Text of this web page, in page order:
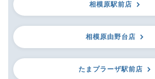
相模原駅前店
相模原由野台店
たまプラーザ駅前店